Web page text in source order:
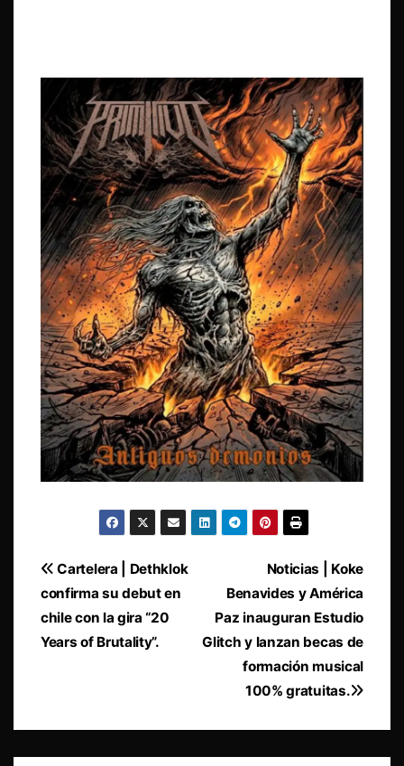
Navegación
de
entradas
Noticias | Koke
Benavides y América
Paz inauguran Estudio
Glitch y lanzan becas de
formación musical
100% gratuitas.
Cartelera | Dethklok
confirma su debut en
chile con la gira “20
Years of Brutality”.